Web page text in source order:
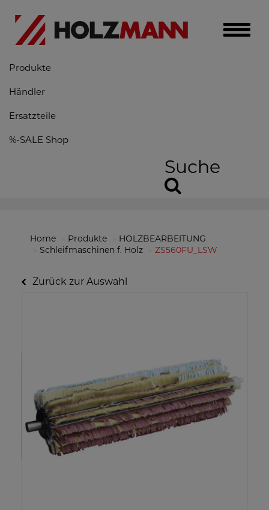
Toggle
Produkte
Händler
Ersatzteile
%-SALE Shop
Suche
Home Produkte
HOLZBEARBEITUNG
Schleifmaschinen f. Holz
ZS560FU_LSW
Zurück zur Auswahl